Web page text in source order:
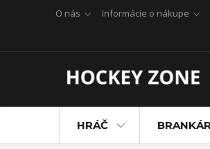
O nás Informácie o nákupe
HRÁČ BRANKÁR